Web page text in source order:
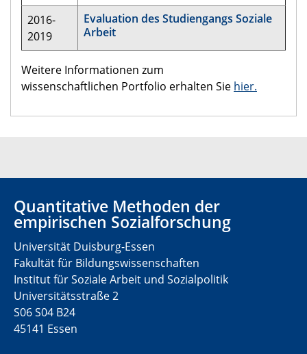
2016-
2019
Evaluation des Studiengangs Soziale
Arbeit
Weitere Informationen zum
wissenschaftlichen Portfolio erhalten Sie hier.
Quantitative Methoden der
empirischen Sozialforschung
Universität Duisburg-Essen
Fakultät für Bildungswissenschaften
Institut für Soziale Arbeit und Sozialpolitik
Universitätsstraße 2
S06 S04 B24
45141 Essen